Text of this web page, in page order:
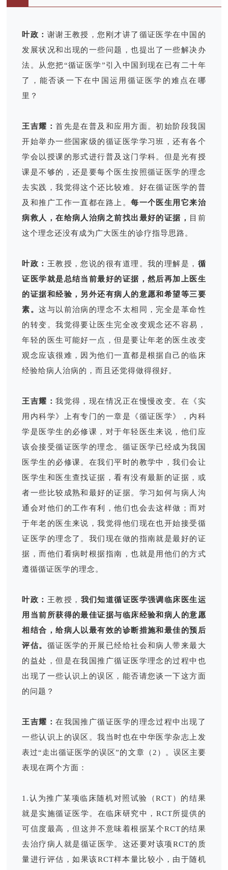
叶政： 谢谢王教授，您刚才讲了循证医学在中国的
发展状况和出现的一些问题，也提出了一些解决办
法。从您把“循证医学”引入中国到现在已有二十年
了，能否谈一下在中国运用循证医学的难点在哪
里？
王吉耀：首先是在普及和应用方面。初始阶段我国
开始举办一些国家级的循证医学学习班，还有各个
学会以授课的形式进行普及这门学科。但是光有授
课是不够的，还是要每个医生按照循证医学的理念
去实践，我觉得这个还比较难。好在循证医学的普
及和推广工作一直都在路上。每一个医生用它来治
病救人，在给病人治病之前找出最好的证据，
目前
这个理念还没有成为广大医生的诊疗指导思路。
叶政： 王教授，您说的很有道理。我的理解是， 循
证医学就是总结当前最好的证据，然后再加上医生
的证据和经验，另外还有病人的意愿和希望等三要
素。这与以前治病的理念不太相同，完全是革命性
的转变。我觉得要让医生完全改变观念还不容易，
年轻的医生可能好一点，但是要让年老的医生改变
观念应该很难，因为他们一直都是根据自己的临床
经验给病人治病的，而且还觉得做得很好。
王吉耀：我觉得，现在情况正在慢慢改变。在《实
用内科学》上有专门的一章是《循证医学》，内科
学是医学生的必修课，对于年轻医生来说，他们应
该会接受循证医学的理念。循证医学已经成为我国
医学生的必修课。在我们平时的教学中，我们会让
医学生和医生查找证据，看有没有最新的证据，或
者一些比较成熟和最好的证据。学习如何与病人沟
通会对他们的工作有利，他们也会去这样做；而对
于年老的医生来说，我觉得他们现在也开始接受循
证医学的理念了。我们现在做的指南就是最好的证
据，而他们看病时根据指南，也就是用他们的方式
遵循循证医学的理念。
叶政： 王教授， 我们知道循证医学强调临床医生运
用当前所获得的最佳证据与临床经验和病人的意愿
相结合，给病人以最有效的诊断措施和最佳的预后
评估。 循证医学的开展已经给社会和病人带来最大
的益处，但是在我国推广循证医学理念的过程中也
出现了一些认识上的误区，能否请您谈一下这方面
的问题？
王吉耀：在我国推广循证医学的理念过程中出现了
一些认识上的误区。我当时也在中华医学杂志上发
表过“走出循证医学的误区”的文章（2）。误区主要
表现在两个方面：
1.认为推广某项临床随机对照试验（RCT）的结果
就是实施循证医学。在临床研究中，RCT所提供的
可信度最高，但这并不意味着根据某个RCT的结果
去治疗病人就是循证医学。这还要对该项RCT的质
量进行评估，如果该RCT样本量比较小，由于随机